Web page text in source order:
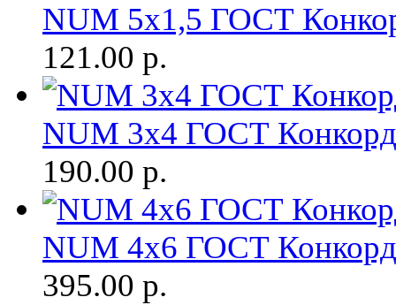
NUM 5х1,5 ГОСТ
121.00 р.
NUM 3х4 ГОСТ
190.00 р.
NUM 4х6 ГОСТ
395.00 р.